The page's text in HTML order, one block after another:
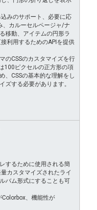
みのサポート、必要に応
、カルーセルページャ/ナ
移動、アイテムの円形ラ
利用するためのAPIを提供
のCSSのカスタマイズを行
100ピクセルの正方形の項
、CSSの基本的な理解をし
ズする必要があります。
するために使用される簡
カスタマイズされたライ
バム形式にすることも可
、機能性が